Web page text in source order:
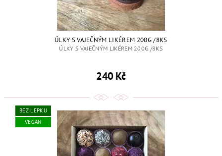
ÚLKY S VAJEČNÝM LIKÉREM 200G /8KS
ÚLKY S VAJEČNÝM LIKÉREM 200G /8KS
240 Kč
BEZ LEPKU
VEGAN